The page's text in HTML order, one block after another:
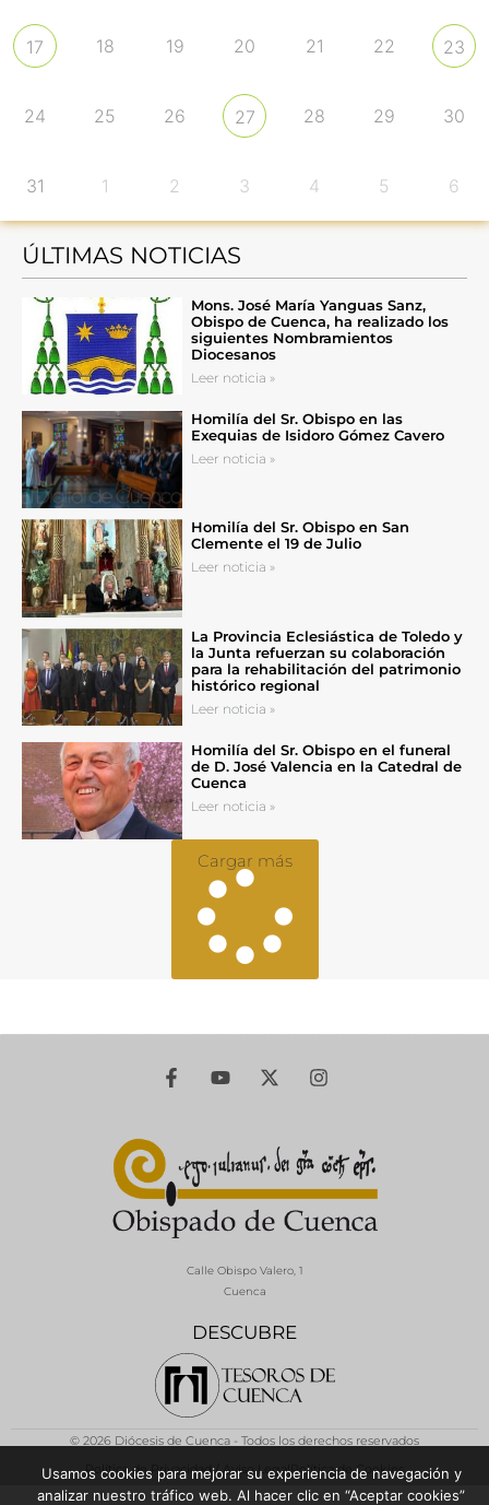
17 18 19 20 21 22 23
24 25 26 27 28 29 30
31 1 2 3 4 5 6
ÚLTIMAS NOTICIAS
Mons. José María Yanguas Sanz,
Obispo de Cuenca, ha realizado los
siguientes Nombramientos
Diocesanos
Leer noticia »
Homilía del Sr. Obispo en las
Exequias de Isidoro Gómez Cavero
Leer noticia »
Homilía del Sr. Obispo en San
Clemente el 19 de Julio
Leer noticia »
La Provincia Eclesiástica de Toledo y
la Junta refuerzan su colaboración
para la rehabilitación del patrimonio
histórico regional
Leer noticia »
Homilía del Sr. Obispo en el funeral
de D. José Valencia en la Catedral de
Cuenca
Leer noticia »
Cargar más
DESCUBRE
Calle Obispo Valero, 1
Cuenca
© 2026 Diócesis de Cuenca - Todos los derechos reservados
Política de Privacidad / Aviso LegalPolítica de Cookies
Usamos cookies para mejorar su experiencia de navegación y
analizar nuestro tráfico web. Al hacer clic en “Aceptar cookies”